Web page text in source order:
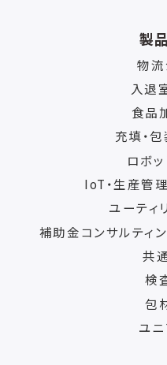
製
物流
入退
食品
充填・
ロボ
IoT・生産管
ユーティ
補助金コンサルティ
共
検
包
ユニ